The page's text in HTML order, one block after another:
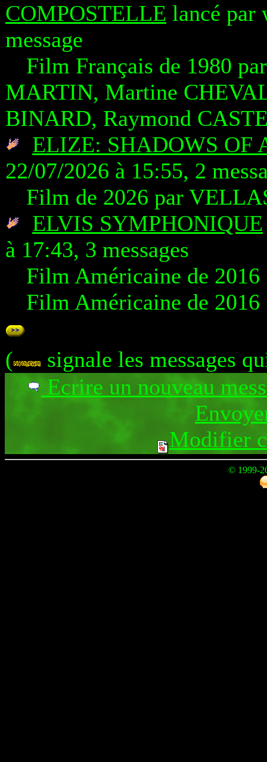
COMPOSTELLE lancé par
message
Film Français de 1980
MARTIN, Martine
BINARD, Raymond
ELIZE: SHADOWS OF
22/07/2026 à 15:55, 2
Film de 2026 par
ELVIS SYMPHONIQUE
à 17:43, 3 messages
Film Américaine de 2016
Film Américaine de 2016
(
signale les messages
Ecrire un nouveau
Modifier
© 1999-